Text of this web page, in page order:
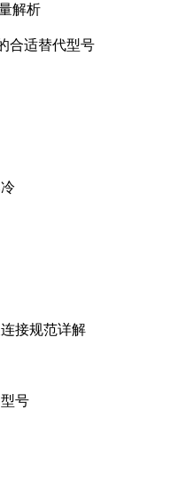
解析
合适替代型号
接规范详解
号